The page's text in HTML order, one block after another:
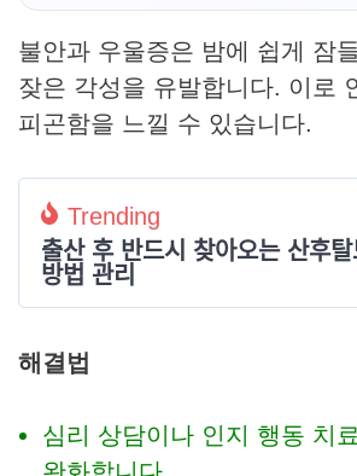
불안과 우울증은 밤에 쉽게 잠
잦은 각성을 유발합니다. 이로
피곤함을 느낄 수 있습니다.
Trending
출산 후 반드시 찾아오는
방법 관리
해결법
심리 상담이나 인지 행동 치